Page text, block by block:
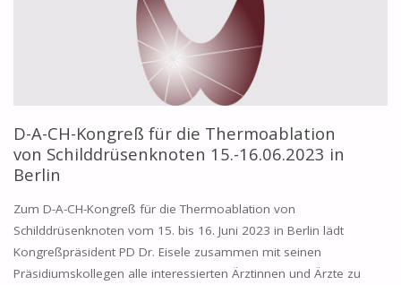
D-A-CH-Kongreß für die Thermoablation
von Schilddrüsenknoten 15.-16.06.2023 in
Berlin
Zum D-A-CH-Kongreß für die Thermoablation von
Schilddrüsenknoten vom 15. bis 16. Juni 2023 in Berlin lädt
Kongreßpräsident PD Dr. Eisele zusammen mit seinen
Präsidiumskollegen alle interessierten Ärztinnen und Ärzte zu